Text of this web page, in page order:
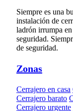
Siempre es una
instalación de
ladrón irrumpa
seguridad.
de seguridad.
Zonas
Cerrajero en casa
Cerrajero barato
Cerrajero urgente